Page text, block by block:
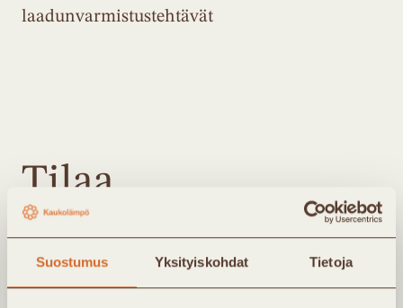
Suostumus Yksityiskohdat Tietoja
laadunvarmistustehtävät
Tilaa
uutiskirjeemme
Kaukolämpö Ry:n uutiskirje lähetetään noin 4